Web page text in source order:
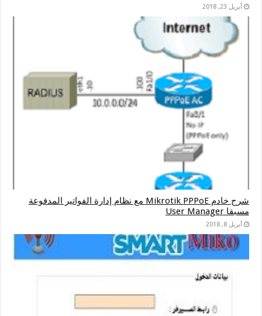
أبريل 23, 2018
شرح خادم Mikrotik PPPoE مع نظام إدارة الفواتير المدفوعة
مسبقا User Manager
أبريل 8, 2018